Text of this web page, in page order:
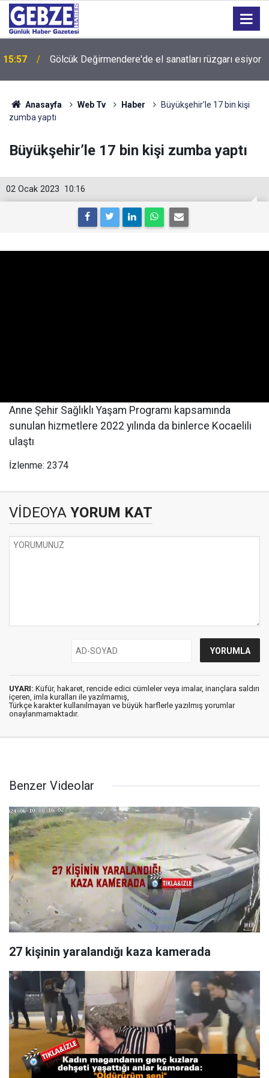
15:00 Türkiye'nin en iyi simitleri listesi İzmitlileri kızdırdı
Anasayfa Web Tv Haber
Büyükşehir’le 17 bin kişi
zumba yaptı
Büyükşehir’le 17 bin kişi zumba yaptı
10:16
02 Ocak 2023
Anne Şehir Sağlıklı Yaşam Programı kapsamında
sunulan hizmetlere 2022 yılında da binlerce Kocaelili
ulaştı
İzlenme: 2374
VİDEOYA YORUM KAT
UYARI: Küfür, hakaret, rencide edici cümleler veya imalar, inançlara saldırı
içeren, imla kuralları ile yazılmamış,
Türkçe karakter kullanılmayan ve büyük harflerle yazılmış yorumlar
onaylanmamaktadır.
Benzer Videolar
27 kişinin yaralandığı kaza kamerada